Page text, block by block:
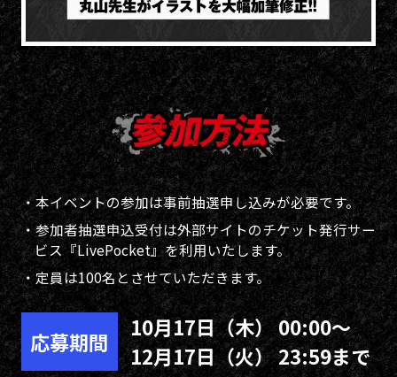
・本イベントの参加は事前抽選申し込みが必要です。
・参加者抽選申込受付は外部サイトのチケット発行サー
ビス『LivePocket』を利用いたします。
・定員は100名とさせていただきます。
応募期間
10月17日（木） 00:00～
12月17日（火） 23:59まで